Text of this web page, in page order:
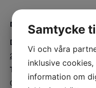
DETALJER
Datum:
2023-04-14
Tid:
09:00 - 12:00
Samtycke
Vi och våra
inklusive
information om